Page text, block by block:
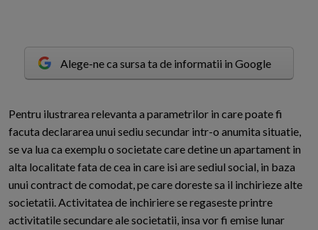
Alege-ne ca sursa ta de informatii in Google
Pentru ilustrarea relevanta a parametrilor in care poate fi
facuta declararea unui sediu secundar intr-o anumita situatie,
se va lua ca exemplu o societate care detine un apartament in
alta localitate fata de cea in care isi are sediul social, in baza
unui contract de comodat, pe care doreste sa il inchirieze alte
societatii. Activitatea de inchiriere se regaseste printre
activitatile secundare ale societatii, insa vor fi emise lunar